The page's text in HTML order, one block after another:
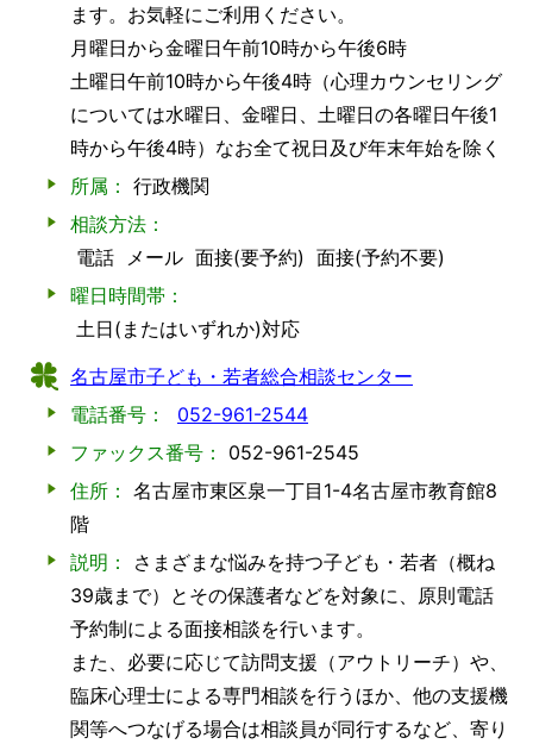
ます。お気軽にご利用ください。
月曜日から金曜日午前10時から午後6時
土曜日午前10時から午後4時（心理カウンセリング
については水曜日、金曜日、土曜日の各曜日午後1
時から午後4時）なお全て祝日及び年末年始を除く
所属： 行政機関
相談方法：
電話
メール 面接(要予約) 面接(予約不要)
曜日時間帯：
土日(またはいずれか)対応
名古屋市子ども・若者総合相談センター
電話番号：
052-961-2544
ファックス番号：
052-961-2545
住所： 名古屋市東区泉一丁目1-4名古屋市教育館8
階
説明：
さまざまな悩みを持つ子ども・若者（概ね
39歳まで）とその保護者などを対象に、原則電話
予約制による面接相談を行います。
また、必要に応じて訪問支援（アウトリーチ）や、
臨床心理士による専門相談を行うほか、他の支援機
関等へつなげる場合は相談員が同行するなど、寄り